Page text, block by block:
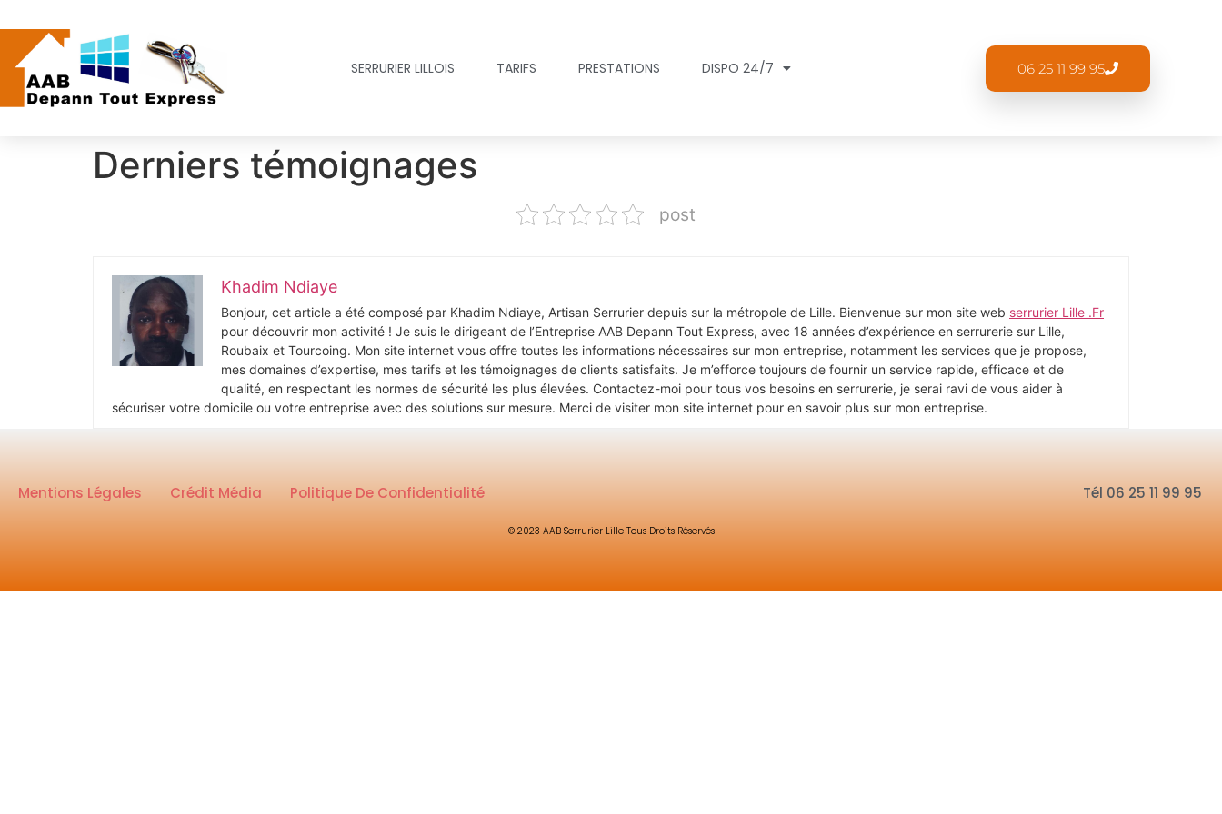
SERRURIER LILLOIS TARIFS PRESTATIONS DISPO 24/7 06 25 11 99 95
Derniers témoignages
post
Khadim Ndiaye
Bonjour, cet article a été composé par Khadim Ndiaye, Artisan Serrurier depuis sur la métropole de Lille. Bienvenue sur mon site web serrurier Lille .Fr
pour découvrir mon activité ! Je suis le dirigeant de l’Entreprise AAB Depann Tout Express, avec 18 années d’expérience en serrurerie sur Lille,
Roubaix et Tourcoing. Mon site internet vous offre toutes les informations nécessaires sur mon entreprise, notamment les services que je propose,
mes domaines d’expertise, mes tarifs et les témoignages de clients satisfaits. Je m’efforce toujours de fournir un service rapide, efficace et de
qualité, en respectant les normes de sécurité les plus élevées. Contactez-moi pour tous vos besoins en serrurerie, je serai ravi de vous aider à
sécuriser votre domicile ou votre entreprise avec des solutions sur mesure. Merci de visiter mon site internet pour en savoir plus sur mon entreprise.
Mentions Légales Crédit Média Politique De Confidentialité Tél 06 25 11 99 95
© 2023 AAB Serrurier Lille Tous Droits Réservés